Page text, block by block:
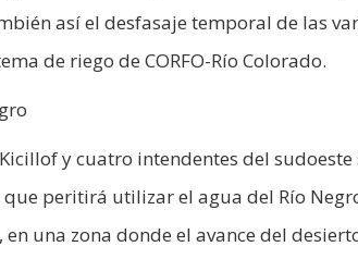
así el desfasaje temporal de las
de riego de CORFO-Río Colorado.
y cuatro intendentes del sudoeste
peritirá utilizar el agua del Río
una zona donde el avance del